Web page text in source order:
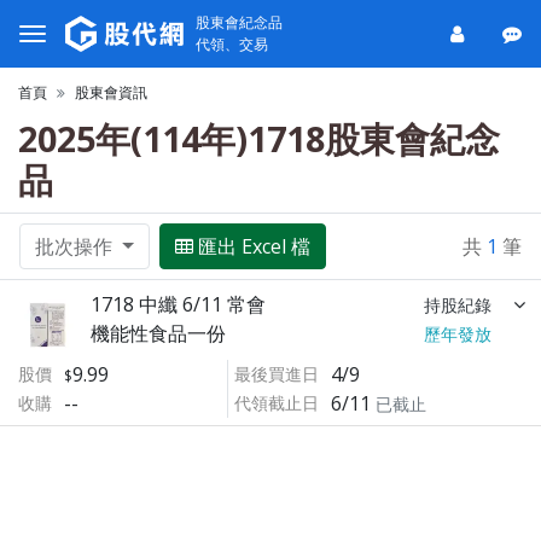
股東會紀念品
代領、交易
首頁 股東會資訊
2025年(114年)1718股東會紀念
品
批次操作 匯出 Excel 檔 共 1 筆
1718 中纖 6/11 常會 持股紀錄
機能性食品一份
歷年發放
股價
9.99
收購 --
最後買進日 4/9
代領截止日 6/11 已截止